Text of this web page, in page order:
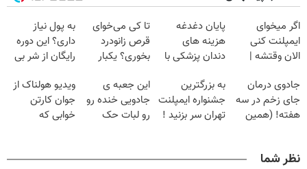
اگر میخوای
ایمپلنت کنی
الان وقتشه |
میلیون تومان!!!
پایان دغدغه
هزینه های
دندان پزشکی با
خانگی
تا کی می‌خوای
قرص زانودرد
بخوری؟ یکبار
کن
به پول نیاز
داری؟ این دوره
رایگان از شر بی
میکنه
جادوی درمان
جای زخم در سه
هفته! (همین
به بزرگترین
جشنواره ایمپلنت
تهران سر بزنید !
این جعبه ی
جادویی خنده رو
رو لبات حک
ویدیو هولناک از
جوان کارتن
خوابی که
نظر شما